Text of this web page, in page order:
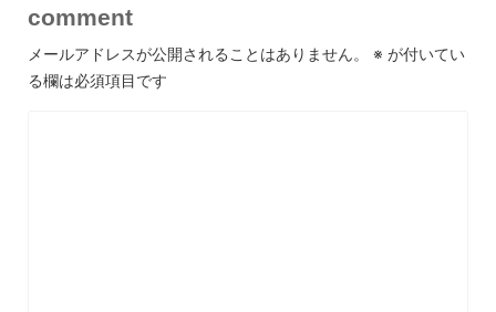
comment
メールアドレスが公開されることはありません。 ※ が付いてい
る欄は必須項目です